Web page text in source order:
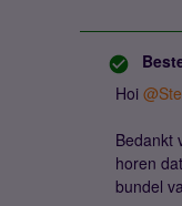
Hoi
Bedankt
horen
bundel